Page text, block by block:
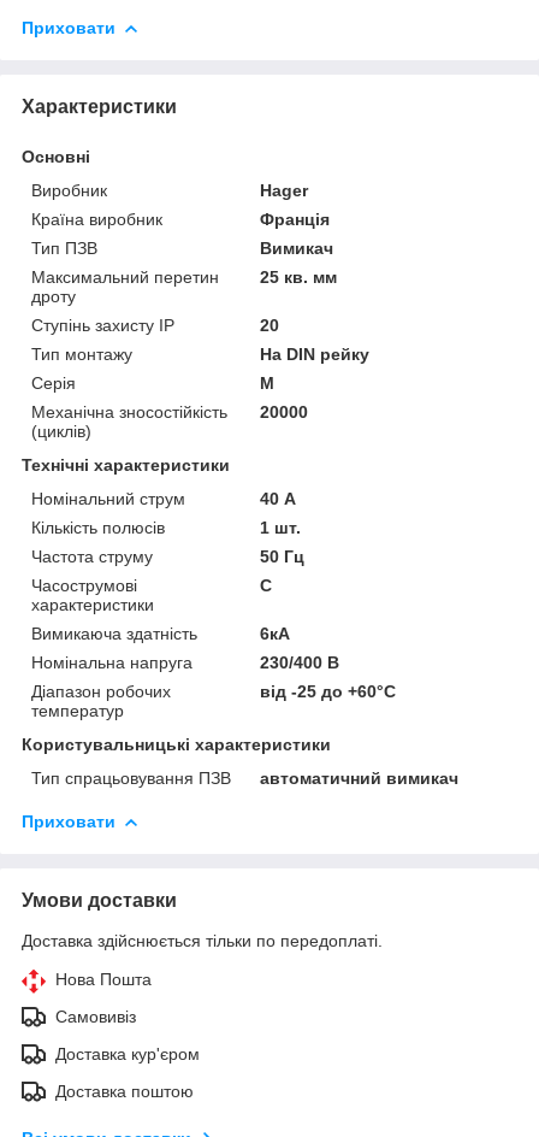
Приховати
Характеристики
Основні
Виробник
Hager
Країна виробник
Франція
Тип ПЗВ
Вимикач
Максимальний перетин
дроту
25 кв. мм
Ступінь захисту IP
20
Тип монтажу
На DIN рейку
Серія
M
Механічна зносостійкість
(циклів)
20000
Технічні характеристики
Номінальний струм
40 А
Кількість полюсів
1 шт.
Частота струму
50 Гц
Часострумові
характеристики
C
Вимикаюча здатність
6кА
Номінальна напруга
230/400 В
Діапазон робочих
температур
від -25 до +60°С
Користувальницькі характеристики
Тип спрацьовування ПЗВ
автоматичний вимикач
Приховати
Умови доставки
Доставка здійснюється тільки по передоплаті.
Нова Пошта
Самовивіз
Доставка кур'єром
Доставка поштою